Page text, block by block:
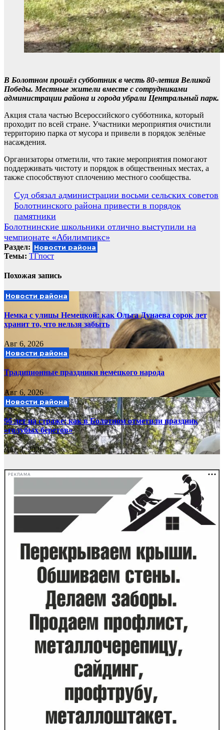
В Болотном прошёл субботник в честь 80-летия Великой
Победы. Местные жители вместе с сотрудниками
администрации района и города убрали Центральный парк.
Акция стала частью Всероссийского субботника, который
проходит по всей стране. Участники мероприятия очистили
территорию парка от мусора и привели в порядок зелёные
насаждения.
Организаторы отметили, что такие мероприятия помогают
поддерживать чистоту и порядок в общественных местах, а
также способствуют сплочению местного сообщества.
Навигация
по
записям
Суд обязал администрации восьми сельских советов
Болотнинского района привести в порядок
памятники
Болотнинские школьники отлично выступили на
чемпионате «Абилимпикс»
Раздел: Новости района
Темы: ТГпост
Похожая запись
Новости района
Немка с улицы Немецкой: как Ольга Дунаева сорок лет
хранит то, что нельзя забыть
Авг 6, 2026
Новости района
Традиционные праздники немецкого народа
Авг 6, 2026
Новости района
96 лет на страже: как в Болотном отметили праздник
«голубых беретов»
Авг 2, 2026
РЕКЛАМА